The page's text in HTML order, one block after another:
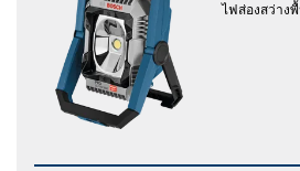
ไฟส่องสว่าง